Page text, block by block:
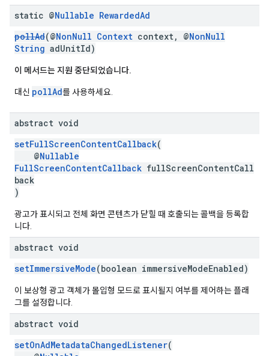
static @Nullable RewardedAd
pollAd(@NonNull Context context, @NonNull
String adUnitId)
이 메서드는 지원 중단되었습니다.
대신 pollAd를 사용하세요.
abstract void
setFullScreenContentCallback(
@Nullable
FullScreenContentCallback fullScreenContentCall
back
)
광고가 표시되고 전체 화면 콘텐츠가 닫힐 때 호출되는 콜백을 등록합
니다.
abstract void
setImmersiveMode(boolean immersiveModeEnabled)
이 보상형 광고 객체가 몰입형 모드로 표시될지 여부를 제어하는 플래
그를 설정합니다.
abstract void
setOnAdMetadataChangedListener(